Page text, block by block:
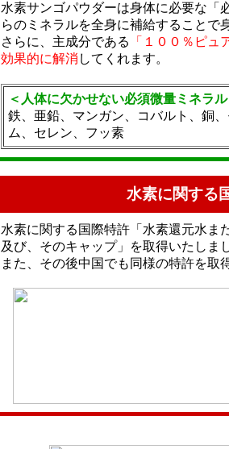
水素サンゴパウダーは身体に必要な「
らのミネラルを全身に補給することで
さらに、主成分である 「１００％ピ
効果的に解消 してくれます。
＜人体に欠かせない必須微量ミネラ
鉄、亜鉛、マンガン、コバルト、銅
ム、セレン、フッ素
水素に関する
水素に関する国際特許「水素還元水ま
及び、そのキャップ」を取得いたしま
また、その後中国でも同様の特許を取